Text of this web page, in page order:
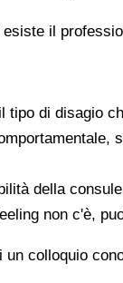
il
tipo di disagio
della
non c'è,
colloquio